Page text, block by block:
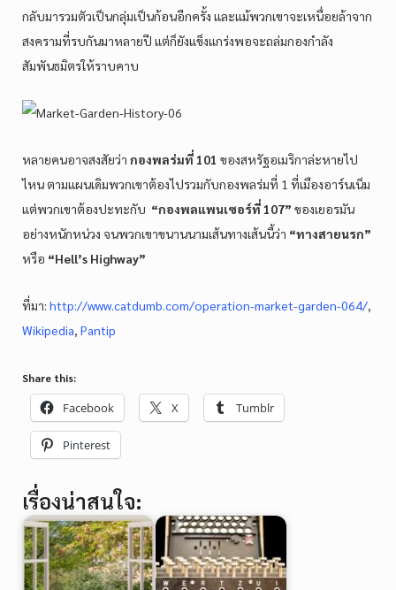
กลับมารวมตัวเป็นกลุ่มเป็นก้อนอีกครั้ง และแม้พวกเขาจะเหนื่อยล้าจาก
สงครามที่รบกันมาหลายปี แต่ก็ยังแข็งแกร่งพอจะถล่มกองกำลัง
สัมพันธมิตรให้ราบคาบ
หลายคนอาจสงสัยว่า กองพลร่มที่ 101 ของสหรัฐอเมริกาล่ะหายไป
ไหน ตามแผนเดิมพวกเขาต้องไปรวมกับกองพลร่มที่ 1 ที่เมืองอาร์นเน็ม
แต่พวกเขาต้องปะทะกับ “กองพลแพนเซอร์ที่ 107” ของเยอรมัน
อย่างหนักหน่วง จนพวกเขาขนานนามเส้นทางเส้นนี้ว่า “ทางสายนรก”
หรือ “Hell’s Highway”
ที่มา: http://www.catdumb.com/operation-market-garden-064/,
Wikipedia, Pantip
Share this:
Facebook X Tumblr
Pinterest
เรื่องน่าสนใจ: